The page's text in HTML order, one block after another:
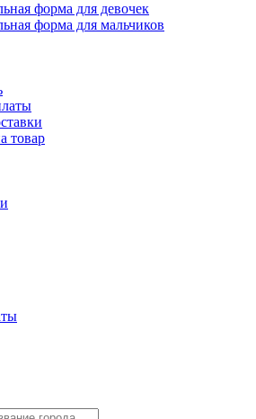
форма для девочек
форма для мальчиков
товар